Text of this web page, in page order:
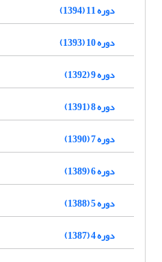
دوره 11 (1394)
دوره 10 (1393)
دوره 9 (1392)
دوره 8 (1391)
دوره 7 (1390)
دوره 6 (1389)
دوره 5 (1388)
دوره 4 (1387)